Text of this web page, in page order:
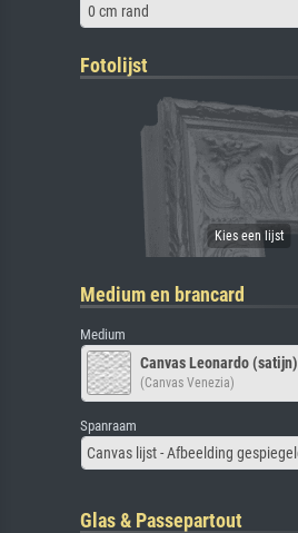
0 cm rand
Fotolijst
Medium en brancard
Medium
Canvas Leonardo (satijn)
(Canvas Venezia)
Spanraam
Glas & Passepartout